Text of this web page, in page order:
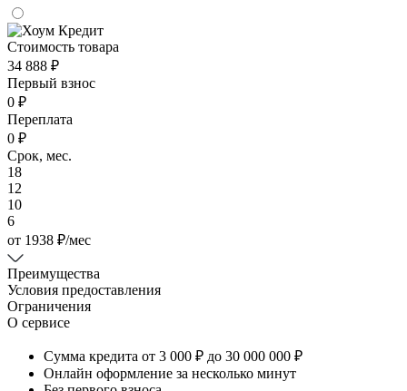
Стоимость товара
34 888 ₽
Первый взнос
0 ₽
Переплата
0 ₽
Срок, мес.
18
12
10
6
от 1938 ₽/мес
Преимущества
Условия предоставления
Ограничения
О сервисе
Сумма кредита от 3 000 ₽ до 30 000 000 ₽
Онлайн оформление за несколько минут